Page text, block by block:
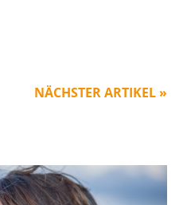
NÄCHSTER ARTIKEL »